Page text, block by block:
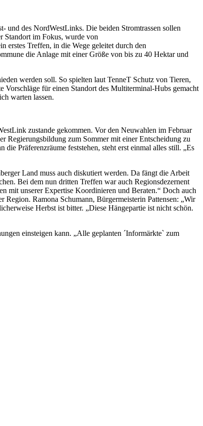
und des NordWestLinks. Die beiden Stromtrassen sollen
Standort im Fokus, wurde von
erstes Treffen, in die Wege geleitet durch den
die Anlage mit einer Größe von bis zu 40 Hektar und
werden soll. So spielten laut TenneT Schutz von Tieren,
Vorschläge für einen Standort des Multiterminal-Hubs gemacht
warten lassen.
zustande gekommen. Vor den Neuwahlen im Februar
Regierungsbildung zum Sommer mit einer Entscheidung zu
Präferenzräume feststehen, steht erst einmal alles still. „Es
Land muss auch diskutiert werden. Da fängt die Arbeit
Bei dem nun dritten Treffen war auch Regionsdezernent
mit unserer Expertise Koordinieren und Beraten.“ Doch auch
Region. Ramona Schumann, Bürgermeisterin Pattensen: „Wir
Herbst ist bitter. „Diese Hängepartie ist nicht schön.
einsteigen kann. „Alle geplanten ´Informärkte` zum